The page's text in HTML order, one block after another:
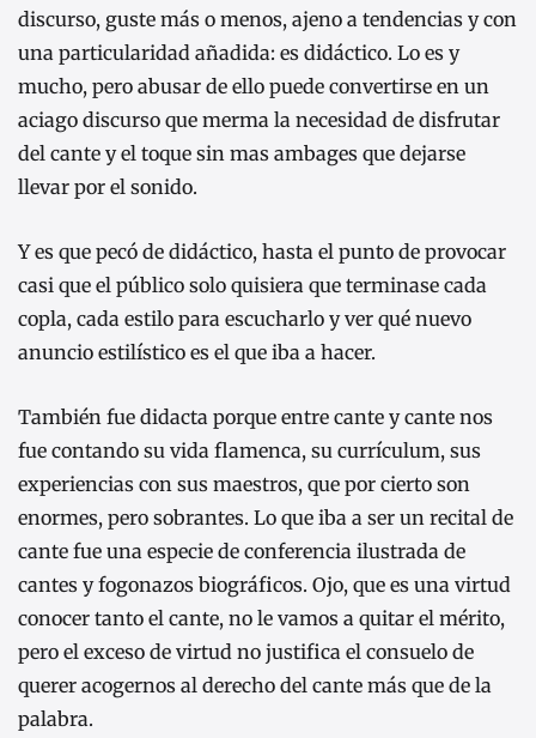
discurso, guste más o menos, ajeno a tendencias y con
una particularidad añadida: es didáctico. Lo es y
mucho, pero abusar de ello puede convertirse en un
aciago discurso que merma la necesidad de disfrutar
del cante y el toque sin mas ambages que dejarse
llevar por el sonido.
Y es que pecó de didáctico, hasta el punto de provocar
casi que el público solo quisiera que terminase cada
copla, cada estilo para escucharlo y ver qué nuevo
anuncio estilístico es el que iba a hacer.
También fue didacta porque entre cante y cante nos
fue contando su vida flamenca, su currículum, sus
experiencias con sus maestros, que por cierto son
enormes, pero sobrantes. Lo que iba a ser un recital de
cante fue una especie de conferencia ilustrada de
cantes y fogonazos biográficos. Ojo, que es una virtud
conocer tanto el cante, no le vamos a quitar el mérito,
pero el exceso de virtud no justifica el consuelo de
querer acogernos al derecho del cante más que de la
palabra.